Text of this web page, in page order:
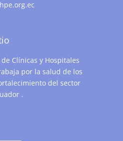
Clínicas y Hospitales
por la salud de los
del sector
.